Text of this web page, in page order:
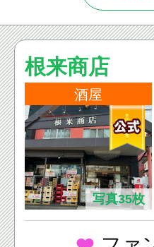
根来商店
酒屋
写真35枚